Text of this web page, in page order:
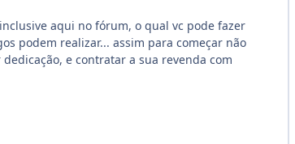
aqui no fórum, o qual vc pode fazer
podem realizar... assim para começar não
e contratar a sua revenda com